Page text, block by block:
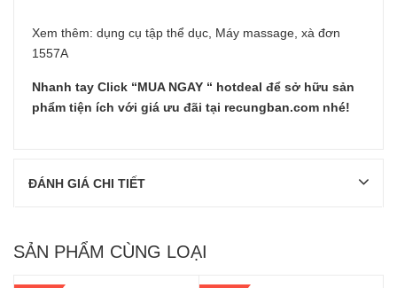
Xem thêm: dụng cụ tập thể dục, Máy massage, xà đơn
1557A
Nhanh tay Click “MUA NGAY “ hotdeal để sở hữu sản
phẩm tiện ích với giá ưu đãi tại recungban.com nhé!
ĐÁNH GIÁ CHI TIẾT
SẢN PHẨM CÙNG LOẠI